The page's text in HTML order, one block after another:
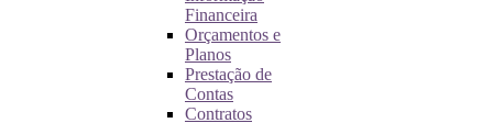
Financeira
Orçamentos e
Planos
Prestação de
Contas
Contratos